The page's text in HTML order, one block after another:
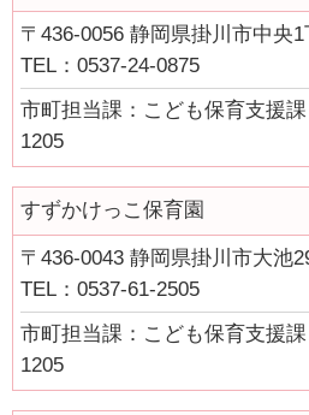
年齢別に探す
妊娠・出産
0歳から就学前
小学生
市町の取組み
県の取組
県の取組
児童手当の支給について
“あいのうた”短歌コンテスト受賞作品
〒436-0056 静岡県掛川市中央
TEL：0537-24-0875
市町担当課：こども保育支援
1205
すずかけっこ保育園
〒436-0043 静岡県掛川市大池
TEL：0537-61-2505
市町担当課：こども保育支援
1205